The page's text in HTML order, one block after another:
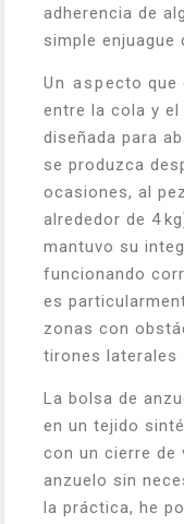
adherencia de
simple enjuague
Un aspecto que
entre la cola y
diseñada para
se produzca
ocasiones, al
alrededor de 4
mantuvo su
funcionando
es
zonas con
tirones laterales
La bolsa de
en un tejido
con un cierre de
anzuelo sin
la práctica, he